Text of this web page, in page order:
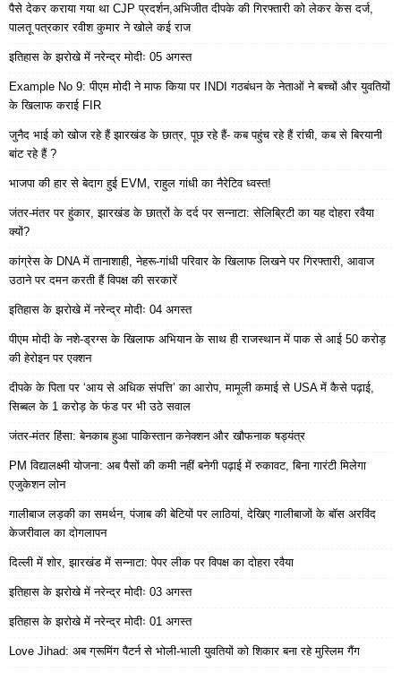
पैसे देकर कराया गया था CJP प्रदर्शन,अभिजीत दीपके की गिरफ्तारी को लेकर केस दर्ज,
पालतू पत्रकार रवीश कुमार ने खोले कई राज
इतिहास के झरोखे में नरेन्द्र मोदीः 05 अगस्त
Example No 9: पीएम मोदी ने माफ किया पर INDI गठबंधन के नेताओं ने बच्चों और युवतियों
के खिलाफ कराई FIR
जुनैद भाई को खोज रहे हैं झारखंड के छात्र, पूछ रहे हैं- कब पहुंच रहे हैं रांची, कब से बिरयानी
बांट रहे हैं ?
भाजपा की हार से बेदाग हुई EVM, राहुल गांधी का नैरेटिव ध्वस्त!
जंतर-मंतर पर हुंकार, झारखंड के छात्रों के दर्द पर सन्नाटा: सेलिब्रिटी का यह दोहरा रवैया
क्यों?
कांग्रेस के DNA में तानाशाही, नेहरू-गांधी परिवार के खिलाफ लिखने पर गिरफ्तारी, आवाज
उठाने पर दमन करती हैं विपक्ष की सरकारें
इतिहास के झरोखे में नरेन्द्र मोदीः 04 अगस्त
पीएम मोदी के नशे-ड्रग्स के खिलाफ अभियान के साथ ही राजस्थान में पाक से आई 50 करोड़
की हेरोइन पर एक्शन
दीपके के पिता पर ‘आय से अधिक संपत्ति’ का आरोप, मामूली कमाई से USA में कैसे पढ़ाई,
सिब्बल के 1 करोड़ के फंड पर भी उठे सवाल
जंतर-मंतर हिंसा: बेनकाब हुआ पाकिस्तान कनेक्शन और खौफनाक षड्यंत्र
PM विद्यालक्ष्मी योजना: अब पैसों की कमी नहीं बनेगी पढ़ाई में रुकावट, बिना गारंटी मिलेगा
एजुकेशन लोन
गालीबाज लड़की का समर्थन, पंजाब की बेटियों पर लाठियां, देखिए गालीबाजों के बॉस अरविंद
केजरीवाल का दोगलापन
दिल्ली में शोर, झारखंड में सन्नाटा: पेपर लीक पर विपक्ष का दोहरा रवैया
इतिहास के झरोखे में नरेन्द्र मोदीः 03 अगस्त
इतिहास के झरोखे में नरेन्द्र मोदीः 01 अगस्त
Love Jihad: अब ग्रूमिंग पैटर्न से भोली-भाली युवतियों को शिकार बना रहे मुस्लिम गैंग